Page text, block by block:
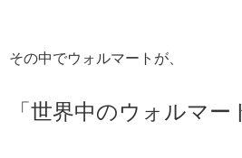
その中でウォルマートが、
「世界中のウォルマー